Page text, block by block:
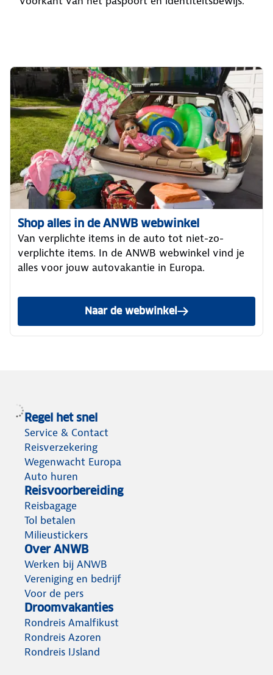
Shop alles in de ANWB webwinkel
Van verplichte items in de auto tot niet-zo-
verplichte items. In de ANWB webwinkel vind je
alles voor jouw autovakantie in Europa.
Naar de webwinkel
Regel het snel
Service & Contact
Reisverzekering
Wegenwacht Europa
Auto huren
Reisvoorbereiding
Reisbagage
Tol betalen
Milieustickers
Over ANWB
Werken bij ANWB
Vereniging en bedrijf
Voor de pers
Droomvakanties
Rondreis Amalfikust
Rondreis Azoren
Rondreis IJsland